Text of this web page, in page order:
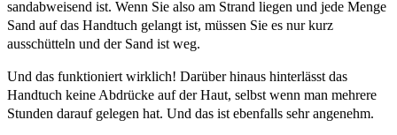
sandabweisend ist. Wenn Sie also am Strand liegen und jede Menge
Sand auf das Handtuch gelangt ist, müssen Sie es nur kurz
ausschütteln und der Sand ist weg.
Und das funktioniert wirklich! Darüber hinaus hinterlässt das
Handtuch keine Abdrücke auf der Haut, selbst wenn man mehrere
Stunden darauf gelegen hat. Und das ist ebenfalls sehr angenehm.